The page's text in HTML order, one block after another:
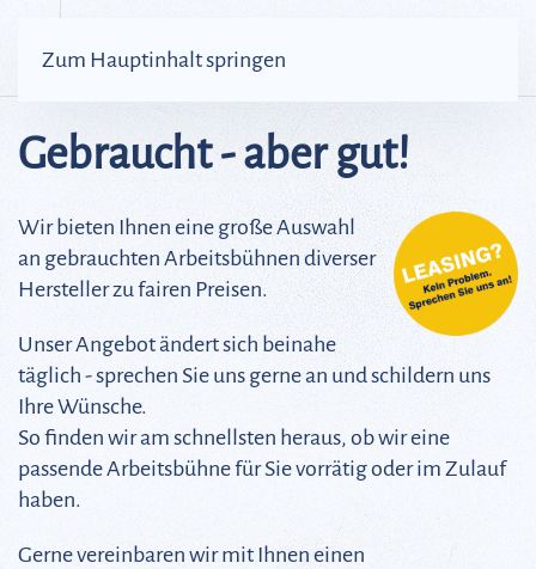
Zum Hauptinhalt springen
Gebraucht - aber gut!
Wir bieten Ihnen eine große Auswahl
an gebrauchten Arbeitsbühnen diverser
Hersteller zu fairen Preisen.
Unser Angebot ändert sich beinahe
täglich - sprechen Sie uns gerne an und schildern uns
Ihre Wünsche.
So finden wir am schnellsten heraus, ob wir eine
passende Arbeitsbühne für Sie vorrätig oder im Zulauf
haben.
Gerne vereinbaren wir mit Ihnen einen